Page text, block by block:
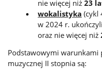
nie więcej niż23
wokalistyka (cykl
w 2024 r.
oraz nie więcej niż
Podstawowymi warunkami
muzycznej II stopnia są: